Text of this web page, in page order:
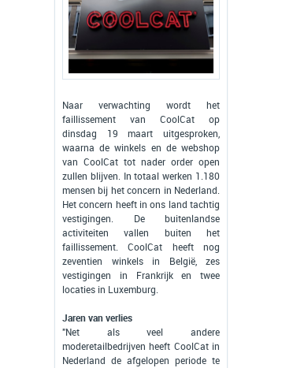
Naar verwachting wordt het
faillissement van CoolCat op
dinsdag 19 maart uitgesproken,
waarna de winkels en de webshop
van CoolCat tot nader order open
zullen blijven. In totaal werken 1.180
mensen bij het concern in Nederland.
Het concern heeft in ons land tachtig
vestigingen. De buitenlandse
activiteiten vallen buiten het
faillissement. CoolCat heeft nog
zeventien winkels in België, zes
vestigingen in Frankrijk en twee
locaties in Luxemburg.
Jaren van verlies
"Net als veel andere
moderetailbedrijven heeft CoolCat in
Nederland de afgelopen periode te